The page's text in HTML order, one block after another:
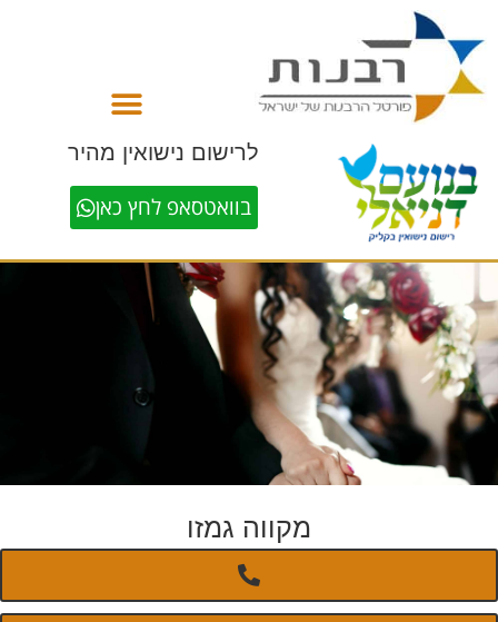
לרישום נישואין מהיר
בוואטסאפ לחץ כאן
מקווה גמזו